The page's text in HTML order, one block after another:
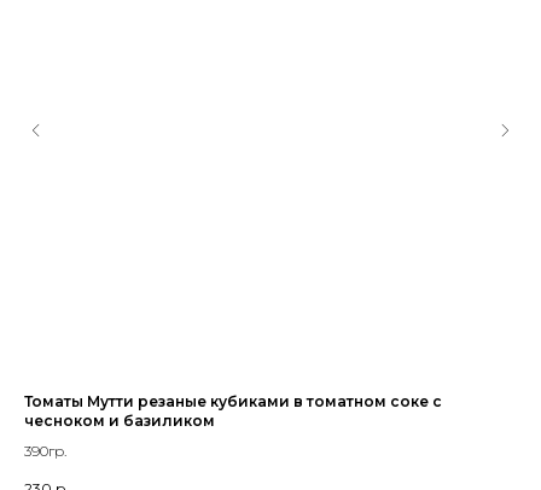
Томаты Мутти резаные кубиками в томатном соке с
чесноком и базиликом
390гр.